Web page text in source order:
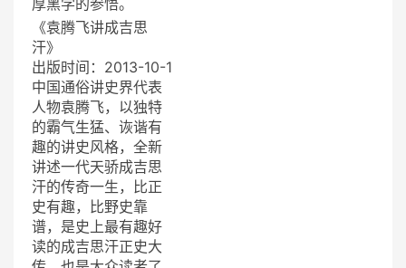
《袁腾飞讲成吉思
汗》
出版时间：2013-10-1
中国通俗讲史界代表
人物袁腾飞，以独特
的霸气生猛、诙谐有
趣的讲史风格，全新
讲述一代天骄成吉思
汗的传奇一生，比正
史有趣，比野史靠
谱，是史上最有趣好
读的成吉思汗正史大